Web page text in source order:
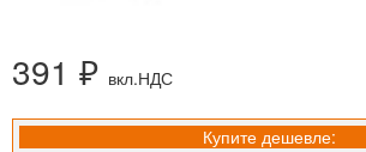
391 ₽ вкл.НДС
Купите дешевле: